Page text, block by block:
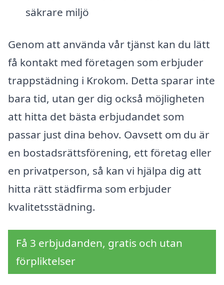
säkrare miljö
Genom att använda vår tjänst kan du lätt
få kontakt med företagen som erbjuder
trappstädning i Krokom. Detta sparar inte
bara tid, utan ger dig också möjligheten
att hitta det bästa erbjudandet som
passar just dina behov. Oavsett om du är
en bostadsrättsförening, ett företag eller
en privatperson, så kan vi hjälpa dig att
hitta rätt städfirma som erbjuder
kvalitetsstädning.
Få 3 erbjudanden, gratis och utan
förpliktelser